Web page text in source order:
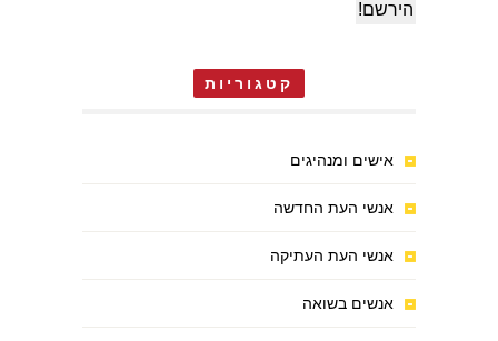
קטגוריות
אישים ומנהיגים
אנשי העת החדשה
אנשי העת העתיקה
אנשים בשואה